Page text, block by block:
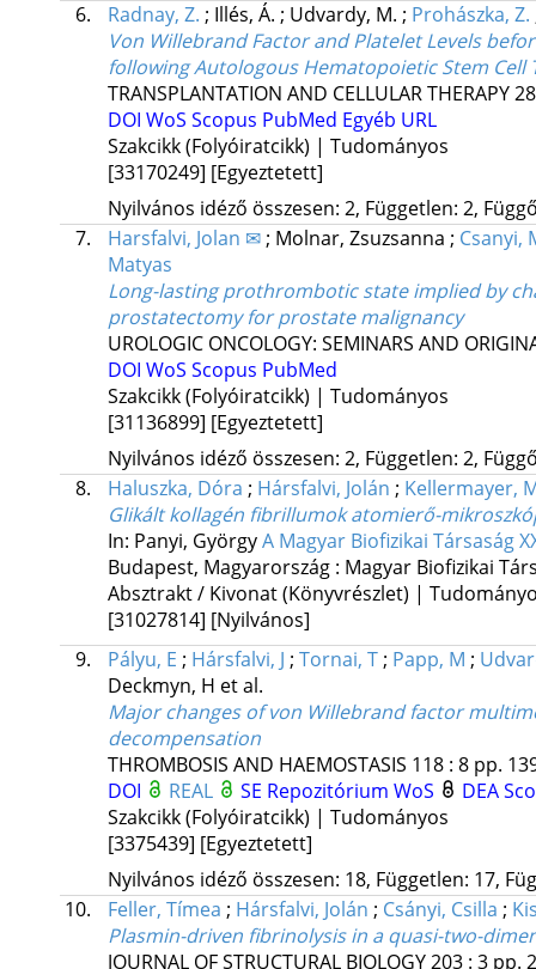
6.
Radnay, Z. ; Illés, Á. ; Udvardy, M. ; Prohászka, Z.
Von Willebrand Factor and Platelet Levels
following Autologous Hematopoietic Stem Cell
TRANSPLANTATION AND CELLULAR THERAPY28
DOI WoS Scopus PubMed Egyéb URL
Szakcikk (Folyóiratcikk) | Tudományos
[33170249] [Egyeztetett]
Nyilvános idéző összesen: 2, Független: 2,
7.
Harsfalvi, Jolan ✉; Molnar, Zsuzsanna ; Csanyi,
Matyas
Long-lasting prothrombotic state implied by
prostatectomy for prostate malignancy
UROLOGIC ONCOLOGY: SEMINARS AND
DOI WoS Scopus PubMed
Szakcikk (Folyóiratcikk) | Tudományos
[31136899] [Egyeztetett]
Nyilvános idéző összesen: 2, Független: 2,
8.
Haluszka, Dóra ; Hársfalvi, Jolán ; Kellermayer,
Glikált kollagén fibrillumok atomierő-
In: Panyi, GyörgyA Magyar Biofizikai Társaság
Budapest, Magyarország : Magyar Biofizikai
Absztrakt / Kivonat (Könyvrészlet) |
[31027814] [Nyilvános]
9.
Pályu, E ; Hársfalvi, J ; Tornai, T; Papp, M ;
Deckmyn, H et al.
Major changes of von Willebrand factor
decompensation
THROMBOSIS AND HAEMOSTASIS 118: 8 pp.
DOI
REAL SE Repozitórium WoS DEA
Szakcikk (Folyóiratcikk) | Tudományos
[3375439] [Egyeztetett]
Nyilvános idéző összesen: 18, Független: 17,
10.
Feller, Tímea ; Hársfalvi, Jolán ; Csányi, Csilla ;
Plasmin-driven fibrinolysis in a quasi-two-
JOURNAL OF STRUCTURAL BIOLOGY203: 3 pp.